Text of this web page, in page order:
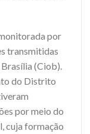
por
transmitidas
(Ciob).
do Distrito
por meio do
cuja formação